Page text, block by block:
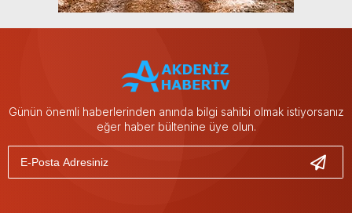
Günün önemli haberlerinden anında bilgi sahibi olmak istiyorsanız
eğer haber bültenine üye olun.